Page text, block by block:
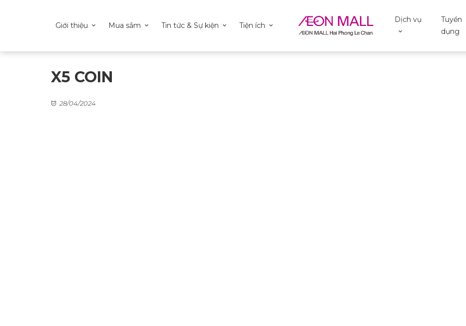
Giới thiệu Mua sắm Tin tức & Sự kiện Tiện ích
Dịch vụ
Tuyển
dụng
X5 COIN
28/04/2024